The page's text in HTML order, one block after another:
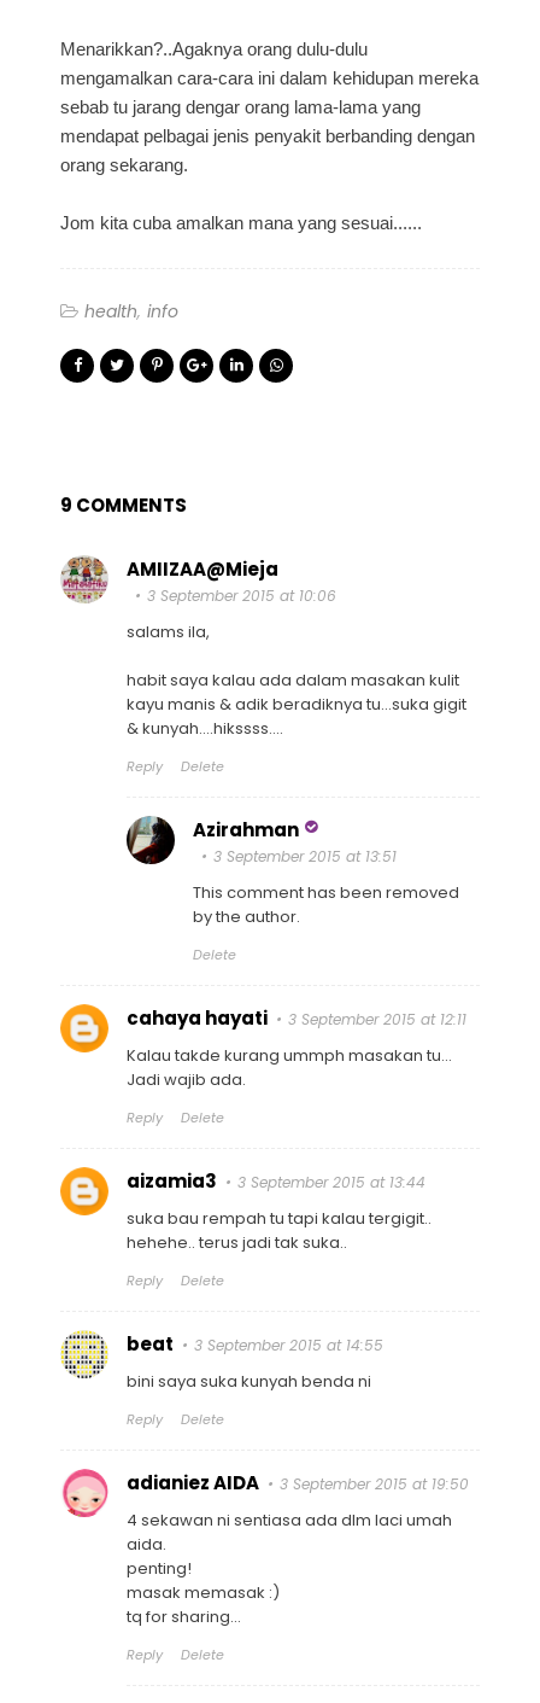
Menarikkan?..Agaknya orang dulu-dulu
mengamalkan cara-cara ini dalam kehidupan mereka
sebab tu jarang dengar orang lama-lama yang
mendapat pelbagai jenis penyakit berbanding dengan
orang sekarang.
Jom kita cuba amalkan mana yang sesuai......
health info
9 COMMENTS
AMIIZAA@Mieja
3 September 2015 at 10:06
salams ila,
habit saya kalau ada dalam masakan kulit
kayu manis & adik beradiknya tu...suka gigit
& kunyah....hikssss....
Reply Delete
Azirahman
3 September 2015 at 13:51
This comment has been removed
by the author.
Delete
cahaya hayati 3 September 2015 at 12:11
Kalau takde kurang ummph masakan tu...
Jadi wajib ada.
Reply Delete
aizamia3 3 September 2015 at 13:44
suka bau rempah tu tapi kalau tergigit..
hehehe.. terus jadi tak suka..
Reply Delete
beat 3 September 2015 at 14:55
bini saya suka kunyah benda ni
Reply Delete
adianiez AIDA 3 September 2015 at 19:50
4 sekawan ni sentiasa ada dlm laci umah
aida.
penting!
masak memasak :)
tq for sharing...
Reply Delete